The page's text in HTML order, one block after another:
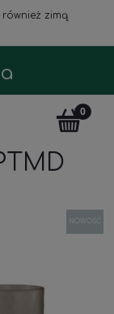
również zimą
NOWOŚĆ